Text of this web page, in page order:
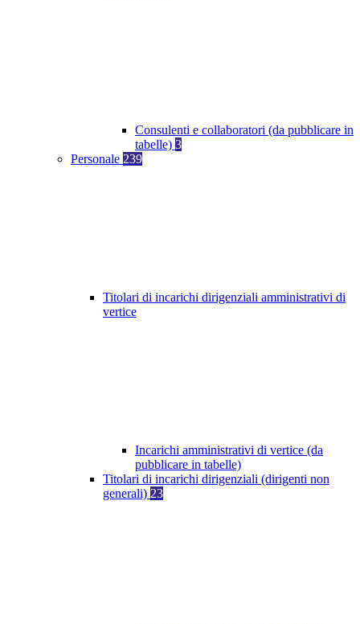
Consulenti e collaboratori (da pubblicare in
tabelle) 3
Personale 239
Titolari di incarichi dirigenziali amministrativi di
vertice
Incarichi amministrativi di vertice (da
pubblicare in tabelle)
Titolari di incarichi dirigenziali (dirigenti non
generali) 23